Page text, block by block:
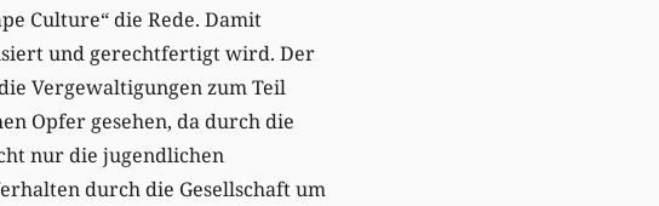
Culture“ die Rede. Damit
und gerechtfertigt wird. Der
Vergewaltigungen zum Teil
Opfer gesehen, da durch die
nur die jugendlichen
durch die Gesellschaft um